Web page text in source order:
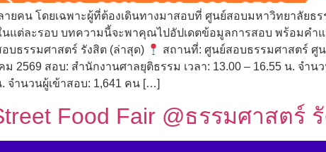
ยคน โดยเฉพาะผู้ที่ต้องเดินทางมาสอบที่ ศูนย์สอบมหาวิทยาลัย
นแต่ละรอบ บทความนี้จะพาคุณไปอัปเดตข้อมูลการสอบ พร้อม
บธรรมศาสตร์ รังสิต (ล่าสุด) สถานที่: ศูนย์สอบธรรมศาสตร์ ศู
2569 สอบ: สำนักงานศาลยุติธรรม เวลา: 13.00 – 16.55 น. จำ
จำนวนผู้เข้าสอบ: 1,641 คน […]
Food Fair @ธรรมศาสตร์